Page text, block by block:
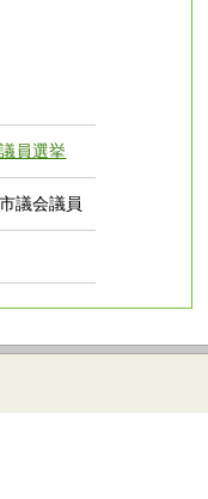
員選挙
議会議員